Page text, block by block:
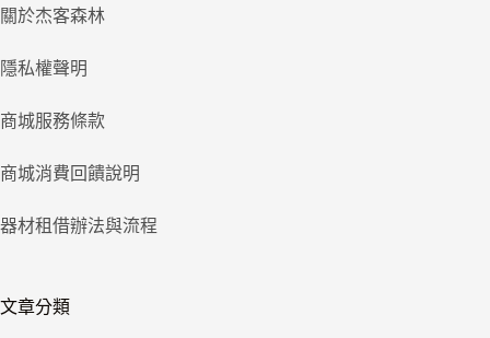
關於杰客森林
隱私權聲明
商城服務條款
商城消費回饋說明
器材租借辦法與流程
文章分類